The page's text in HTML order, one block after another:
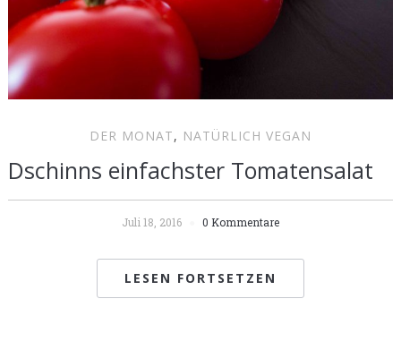
DER MONAT, NATÜRLICH VEGAN
Dschinns einfachster Tomatensalat
Juli 18, 2016 0 Kommentare
LESEN FORTSETZEN